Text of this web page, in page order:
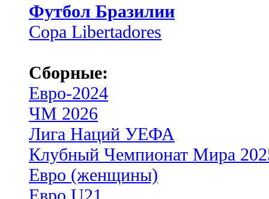
Футбол Бразилии
Copa Libertadores
Сборные:
Евро-2024
ЧМ 2026
Лига Наций УЕФА
Клубный Чемпионат Мира
Евро (женщины)
Евро U21